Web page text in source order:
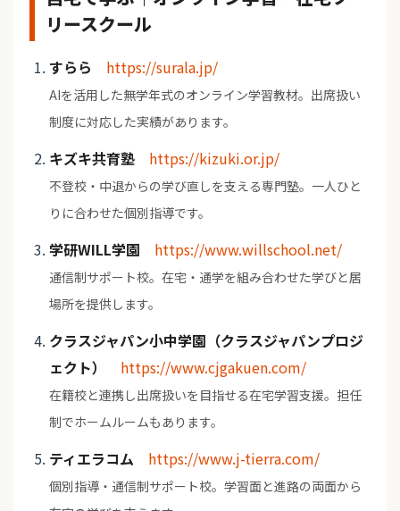
リースクール
すらら https://surala.jp/
AIを活用した無学年式のオンライン学習教材。出席扱い
制度に対応した実績があります。
キズキ共育塾 https://kizuki.or.jp/
不登校・中退からの学び直しを支える専門塾。一人ひと
りに合わせた個別指導です。
学研WILL学園 https://www.willschool.net/
通信制サポート校。在宅・通学を組み合わせた学びと居
場所を提供します。
クラスジャパン小中学園（クラスジャパンプロジ
ェクト）
https://www.cjgakuen.com/
在籍校と連携し出席扱いを目指せる在宅学習支援。担任
制でホームルームもあります。
ティエラコム https://www.j-tierra.com/
個別指導・通信制サポート校。学習面と進路の両面から